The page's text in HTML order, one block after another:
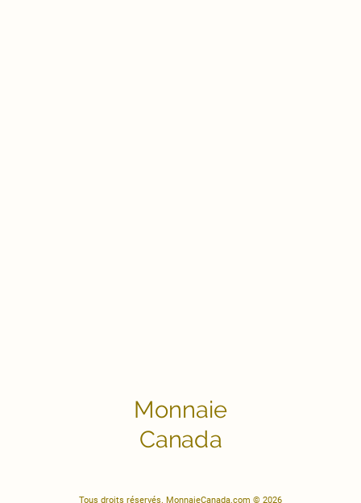
Monnaie
Canada
Tous droits réservés. MonnaieCanada.com © 2026